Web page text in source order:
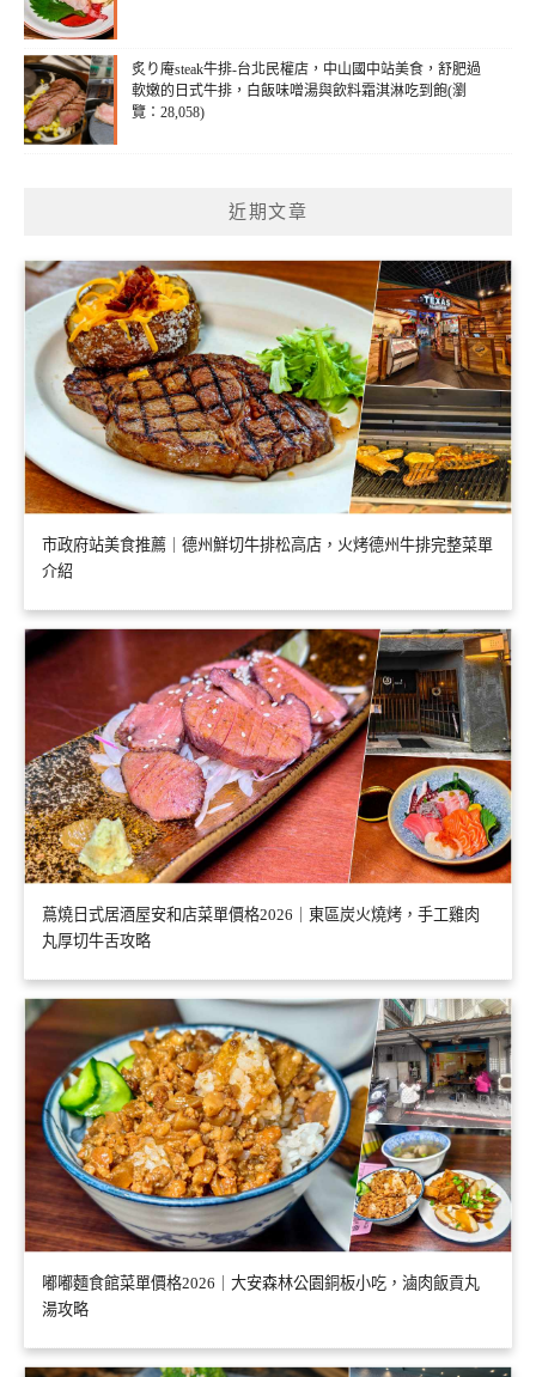
炙り庵steak牛排-台北民權店，中山國中站美食，舒肥過
軟嫩的日式牛排，白飯味噌湯與飲料霜淇淋吃到飽(瀏
覽：28,058)
近期文章
市政府站美食推薦｜德州鮮切牛排松高店，火烤德州牛排完整菜單
介紹
蔦燒日式居酒屋安和店菜單價格2026｜東區炭火燒烤，手工雞肉
丸厚切牛舌攻略
嘟嘟麵食館菜單價格2026｜大安森林公園銅板小吃，滷肉飯貢丸
湯攻略